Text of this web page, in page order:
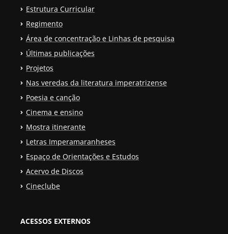
Estrutura Curricular
Regimento
Área de concentração e Linhas de pesquisa
Últimas publicações
Projetos
Nas veredas da literatura imperatrizense
Poesia e canção
Cinema e ensino
Mostra itinerante
Letras Imperamaranheses
Espaço de Orientações e Estudos
Acervo de Discos
Cineclube
ACESSOS EXTERNOS